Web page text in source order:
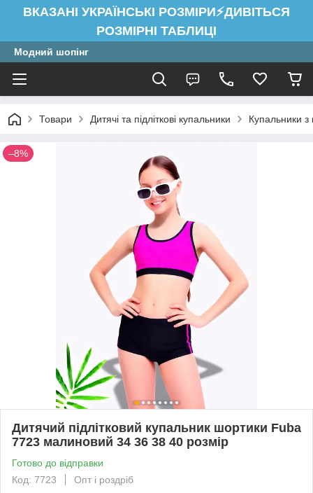
ВКАЗАНІ УКРАЇНСЬКІ РОЗМІРИ⚡ДИВІТЬСЯ
РОЗМІРНІ ТАБЛИЦІ
Модний шопінг
Товари Дитячі та підліткові купальники Купальники з
–8%
Дитячий підлітковий купальник шортики Fuba
7723 малиновий 34 36 38 40 розмір
Готово до відправки
Код: 7723
Опт і роздріб